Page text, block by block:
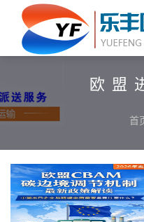
欧盟
首